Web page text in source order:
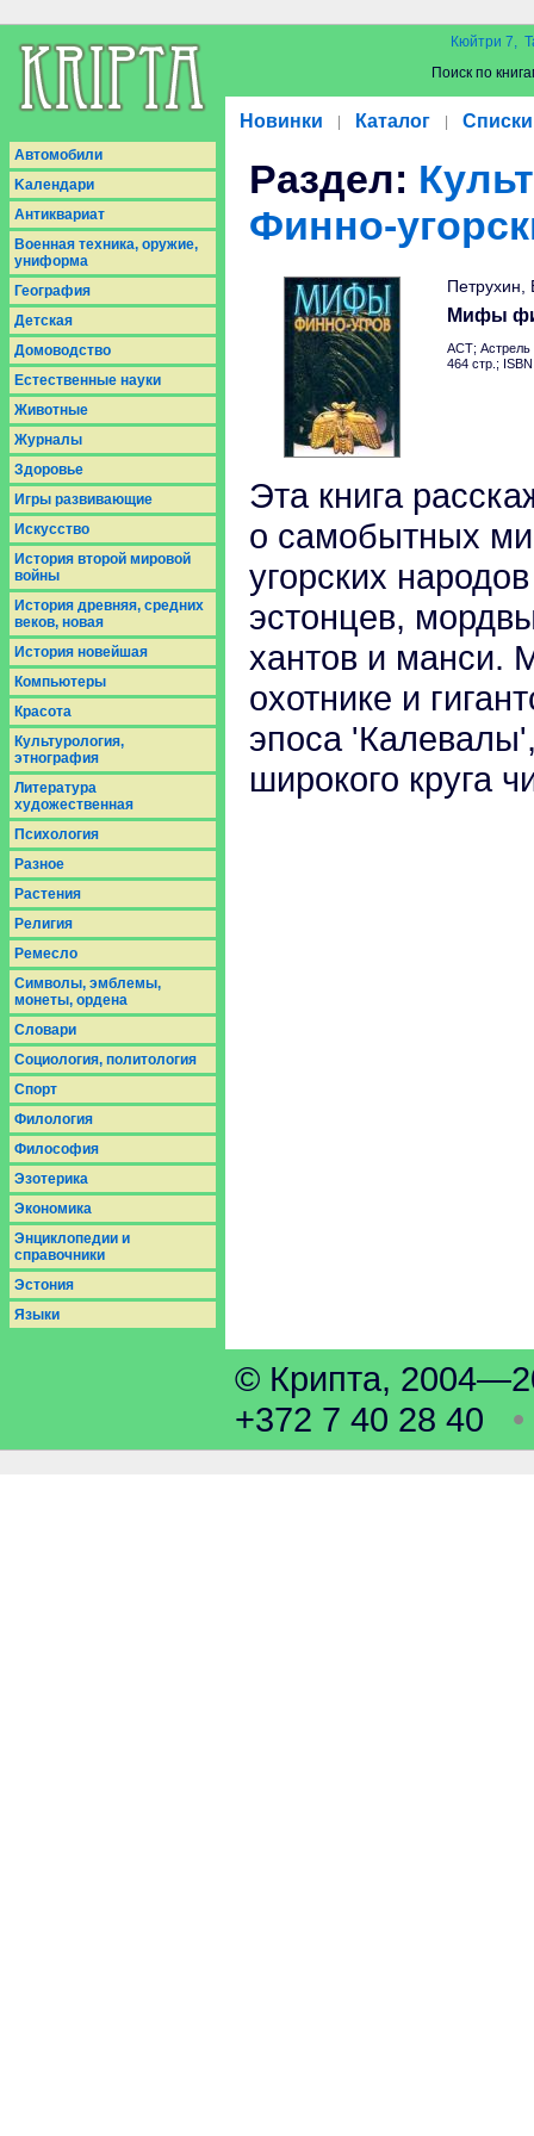
Кюйтри 7,
Поиск по
Новинки Каталог Списки
Aвтомобили
Kалендари
Антиквариат
Военная техника, оружие,
униформа
География
Детская
Домоводство
Естественные науки
Животные
Журналы
Здоровье
Игры развивающие
Искусство
История второй мировой
войны
История древняя, средних
веков, новая
История новейшая
Компьютеры
Красота
Культурология,
этнография
Литература
художественная
Психология
Разное
Растения
Религия
Ремесло
Символы, эмблемы,
монеты, ордена
Словари
Социология, политология
Спорт
Филология
Философия
Эзотерика
Экономика
Энциклопедии и
справочники
Эстония
Языки
Раздел:
Финно-
Петрухин,
Мифы
АСТ; Астрель
464 стр.;
Эта книга
о самобытных
угорских
эстонцев,
хантов и манси.
охотнике и
эпоса
широкого круга
© Крипта,
+372 7 40 28 40 •